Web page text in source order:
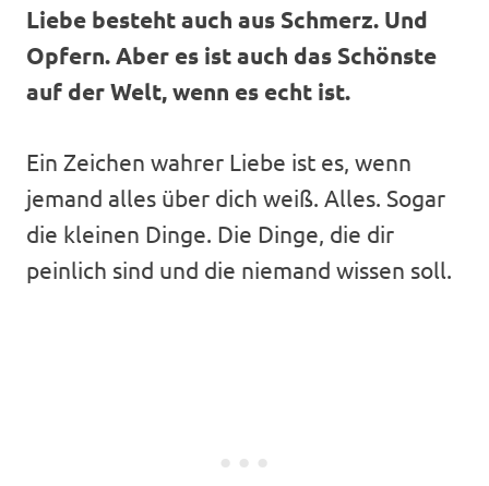
Liebe besteht auch aus Schmerz. Und
Opfern. Aber es ist auch das Schönste
auf der Welt, wenn es echt ist.
Ein Zeichen wahrer Liebe ist es, wenn
jemand alles über dich weiß. Alles. Sogar
die kleinen Dinge. Die Dinge, die dir
peinlich sind und die niemand wissen soll.